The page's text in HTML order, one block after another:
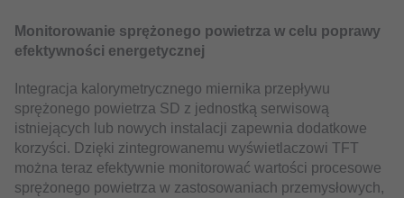
Monitorowanie sprężonego powietrza w celu poprawy
efektywności energetycznej
Integracja kalorymetrycznego miernika przepływu
sprężonego powietrza SD z jednostką serwisową
istniejących lub nowych instalacji zapewnia dodatkowe
korzyści. Dzięki zintegrowanemu wyświetlaczowi TFT
można teraz efektywnie monitorować wartości procesowe
sprężonego powietrza w zastosowaniach przemysłowych,